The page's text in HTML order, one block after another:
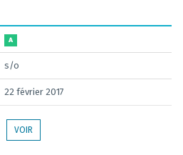
A
s/o
22 février 2017
VOIR